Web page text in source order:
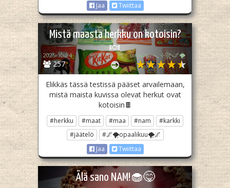
Jaa
Twiittaa
Mistä maasta herkku on kotoisin?
🍬
257
2025-10-24 ᴏᴘᴀᴀʟɪӄᴜᴜᯓ₊ ⊹꧂🌌🌪
Elikkäs tässä testissä pääset arvailemaan,
mistä maista kuvissa olevat herkut ovat
kotoisin🍫
#herkku #maat #maa #nam
#karkki
#jäätelö
#🌌🌪opaalikuu🌪🌌
Jaa
Twiittaa
Älä sano NAM!🧁😋